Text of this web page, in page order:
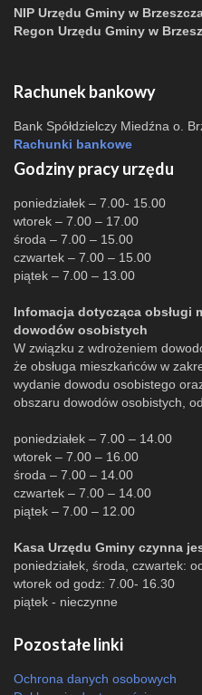
NIP Urzędu Gminy w
Regon Urzędu Gminy w
Rachunek bankowy
Bank Spółdzielczy Miedźna o.
Rachunki bankowe
Godziny pracy urzędu
poniedziałek – 7.00- 15.00
wtorek – 7.00 – 17.00
środa – 7.00 – 15.00
czwartek – 7.00 – 15.00
piątek – 7.00 – 13.00
Infomacja dotycząca obsługi
dowodów osobistych
W związku z wdrożeniem
że obsługa mieszkańców w
wydanie dowodu osobistego
obszaru dowodów osobistych,
poniedziałek – 7.00 – 14.00
wtorek – 7.00 – 16.00
środa – 7.00 – 14.00
czwartek – 7.00 – 14.00
piątek – 7.00 – 12.00
Kasa Urzędu Gminy czynna
poniedziałek, środa, czwartek:
wtorek od godz: 7.00- 16.30
piątek - nieczynne
Pozostałe linki
Ochrona danych osobowych